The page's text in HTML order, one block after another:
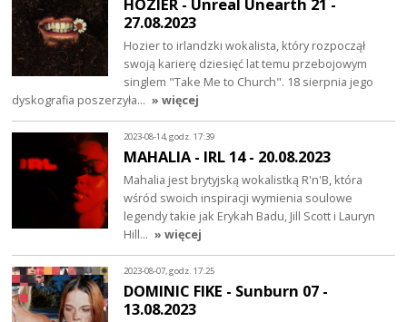
HOZIER - Unreal Unearth 21 -
27.08.2023
Hozier to irlandzki wokalista, który rozpoczął
swoją karierę dziesięć lat temu przebojowym
singlem "Take Me to Church". 18 sierpnia jego
dyskografia poszerzyła… » więcej
2023-08-14, godz. 17:39
MAHALIA - IRL 14 - 20.08.2023
Mahalia jest brytyjską wokalistką R'n'B, która
wśród swoich inspiracji wymienia soulowe
legendy takie jak Erykah Badu, Jill Scott i Lauryn
Hill… » więcej
2023-08-07, godz. 17:25
DOMINIC FIKE - Sunburn 07 -
13.08.2023